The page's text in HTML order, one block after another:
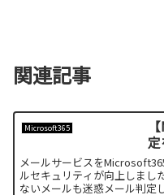
関連記事
Microsoft365
定
メールサービスを
ルセキュリティが向上しまし
ないメールも迷惑メール判定